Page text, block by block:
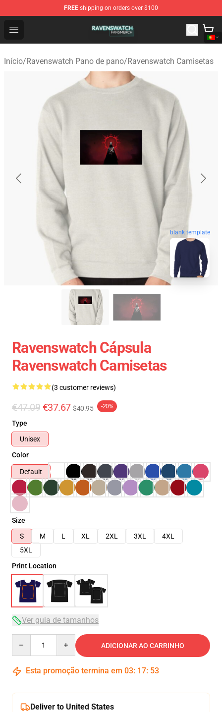
FREE shipping on orders over $100
Open menu
Ravenswatch Shop - Official Ravenswatch Merchandise
Início/Ravenswatch Pano de pano/Ravenswatch Camisetas
blank template
Ravenswatch Cápsula
Ravenswatch Camisetas
(3 customer reviews)
€47.09 €37.67 $40.95 -20%
Type
Unisex
Color
Default
Size
S
M L XL 2XL 3XL
4XL
5XL
Print Location
Ver guia de tamanhos
ADICIONAR AO CARRINHO
Esta promoção termina em 03: 17: 52
Deliver to United States